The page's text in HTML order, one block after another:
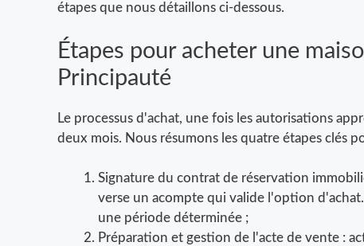
étapes que nous détaillons ci-dessous.
Étapes pour acheter une
Principauté
Le processus d'achat, une fois les autorisations
deux mois. Nous résumons les quatre étapes clés
Signature du contrat de réservation
verse un acompte qui valide l'option
une période déterminée ;
Préparation et gestion de l'acte de vente :